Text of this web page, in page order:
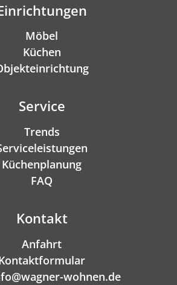
Möbel
Küchen
Service
Trends
Küchenplanung
FAQ
Kontakt
Anfahrt
wohnen.de